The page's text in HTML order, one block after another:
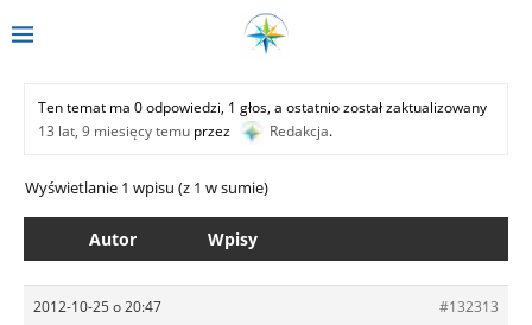
Ten temat ma 0 odpowiedzi, 1 głos, a ostatnio został zaktualizowany
13 lat, 9 miesięcy temu przez Redakcja.
Wyświetlanie 1 wpisu (z 1 w sumie)
Autor Wpisy
2012-10-25 o 20:47 #132313